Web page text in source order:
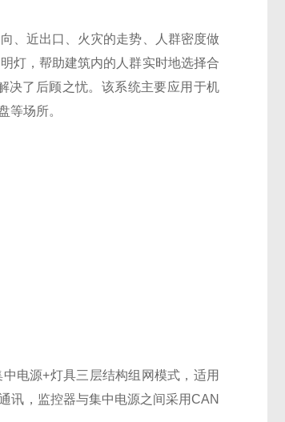
、近出口、火灾的走势、人群密度做
灯，帮助建筑内的人群实时地选择合
决了后顾之忧。该系统主要应用于机
等场所。
电源+灯具三层结构组网模式，适用
讯，监控器与集中电源之间采用CAN